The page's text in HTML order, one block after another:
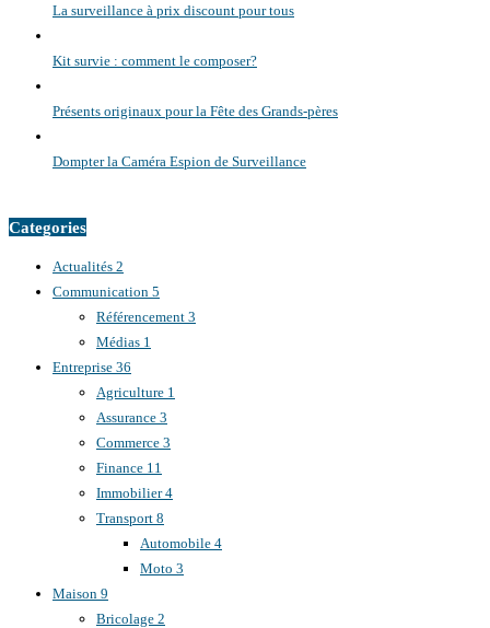
La surveillance à prix discount pour tous
Kit survie : comment le composer?
Présents originaux pour la Fête des Grands-pères
Dompter la Caméra Espion de Surveillance
Categories
Actualités 2
Communication 5
Référencement 3
Médias 1
Entreprise 36
Agriculture 1
Assurance 3
Commerce 3
Finance 11
Immobilier4
Transport 8
Automobile 4
Moto 3
Maison 9
Bricolage 2